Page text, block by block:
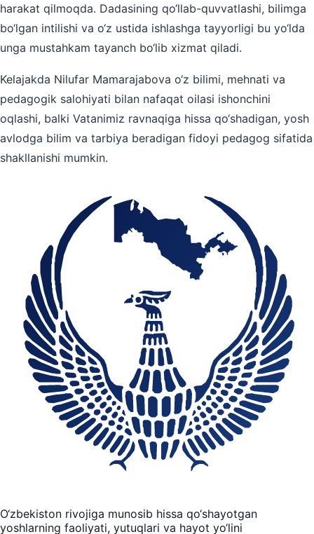
harakat qilmoqda. Dadasining qo‘llab-quvvatlashi, bilimga
bo‘lgan intilishi va o‘z ustida ishlashga tayyorligi bu yo‘lda
unga mustahkam tayanch bo‘lib xizmat qiladi.
Kelajakda Nilufar Mamarajabova o‘z bilimi, mehnati va
pedagogik salohiyati bilan nafaqat oilasi ishonchini
oqlashi, balki Vatanimiz ravnaqiga hissa qo‘shadigan, yosh
avlodga bilim va tarbiya beradigan fidoyi pedagog sifatida
shakllanishi mumkin.
O‘zbekiston rivojiga munosib hissa qo‘shayotgan
yoshlarning faoliyati, yutuqlari va hayot yo‘lini